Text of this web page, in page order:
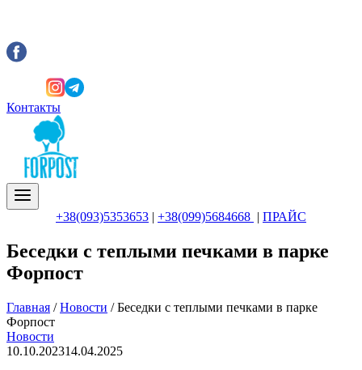
Контакты
+38(093)5353653 | +38(099)5684668 | ПРАЙС
Беседки с теплыми печками в парке
Форпост
Главная / Новости / Беседки с теплыми печками в парке
Форпост
Новости
10.10.202314.04.2025